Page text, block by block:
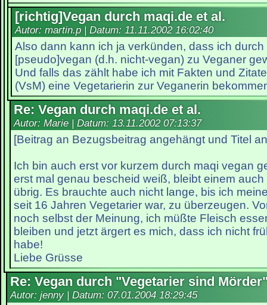
[richtig]Vegan durch maqi.de et al.
Autor: martin.p | Datum: 11.11.2002 16:02:40
Also dann kann ich ja verkünden, dass ich durch
[pseudo]vegan (d.h. nicht-vegan) zu Veganer
Und falls das zählt habe ich mit Fakten und
(VsM) eine Vegetarierin zur Veganerin
Re: Vegan durch maqi.de et al.
Autor: Marie | Datum: 13.11.2002 07:13:37
[Beitrag an Bezugsbeitrag angehängt und Titel
Ich bin auch erst vor kurzem durch maqi vegan
erst mal genau bescheid weiß, bleibt einem
übrig. Es brauchte auch nicht lange, bis ich
seit 16 Jahren Vegetarier war, zu überzeugen.
noch selbst der Meinung, ich müßte Fleisch
bleiben und jetzt ärgert es mich, dass ich nicht
habe!
Liebe Grüsse
Re: Vegan durch "Vegetarier sind
Autor: jenny | Datum: 07.01.2004 18:29:45